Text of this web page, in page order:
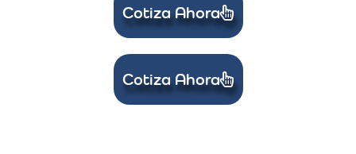
Cotiza Ahora
Cotiza Ahora